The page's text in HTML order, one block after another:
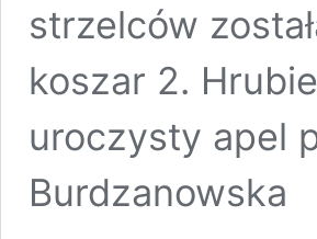
strzelców
koszar 2.
uroczysty apel
Burdzanowska